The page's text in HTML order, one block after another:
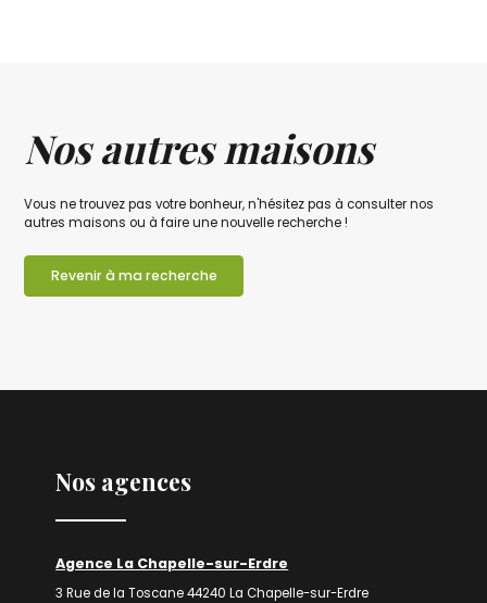
Nos autres maisons
Vous ne trouvez pas votre bonheur, n'hésitez pas à consulter nos
autres maisons ou à faire une nouvelle recherche !
Revenir à ma recherche
Nos agences
Agence La Chapelle-sur-Erdre
3 Rue de la Toscane 44240 La Chapelle-sur-Erdre